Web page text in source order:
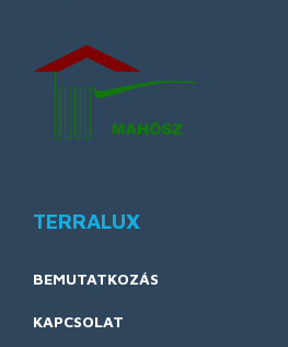
TERRALUX
BEMUTATKOZÁS
KAPCSOLAT